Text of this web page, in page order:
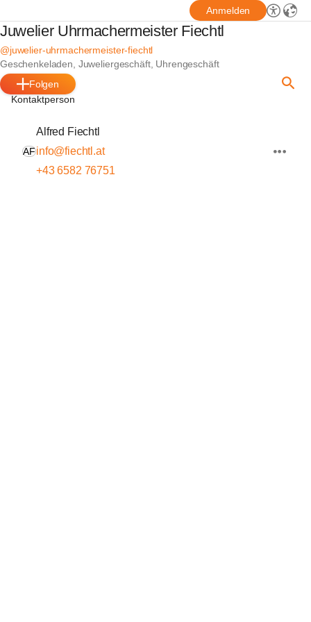
Anmelden
Juwelier Uhrmachermeister Fiechtl
@juwelier-uhrmachermeister-fiechtl
Geschenkeladen, Juweliergeschäft, Uhrengeschäft
Folgen
Kontaktperson
AF
Alfred Fiechtl
info@fiechtl.at
+43 6582 76751